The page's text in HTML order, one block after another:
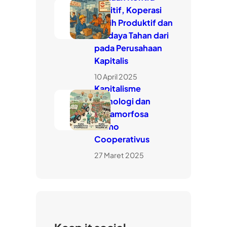
Intuitif, Koperasi
Lebih Produktif dan
Berdaya Tahan dari
pada Perusahaan
Kapitalis
10 April 2025
Kapitalisme
Teknologi dan
Metamorfosa
Homo
Cooperativus
27 Maret 2025